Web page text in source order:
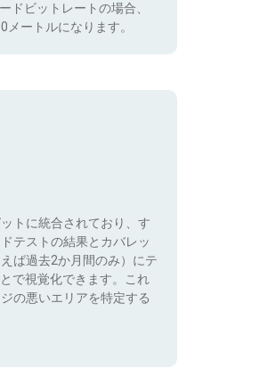
ドビットレートの場合、
ートルになります。
トに統合されており、す
テストの結果とカバレッ
ば過去2か月間のみ）にテ
で視覚化できます。これ
の悪いエリアを特定する